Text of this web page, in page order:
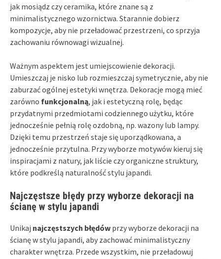
jak mosiądz czy ceramika, które znane są z
minimalistycznego wzornictwa. Starannie dobierz
kompozycje, aby nie przeładować przestrzeni, co sprzyja
zachowaniu równowagi wizualnej.
Ważnym aspektem jest umiejscowienie dekoracji.
Umieszczaj je nisko lub rozmieszczaj symetrycznie, aby nie
zaburzać ogólnej estetyki wnętrza. Dekoracje mogą mieć
zarówno funkcjonalną, jak i estetyczną rolę, będąc
przydatnymi przedmiotami codziennego użytku, które
jednocześnie pełnią rolę ozdobną, np. wazony lub lampy.
Dzięki temu przestrzeń staje się uporządkowana, a
jednocześnie przytulna. Przy wyborze motywów kieruj się
inspiracjami z natury, jak liście czy organiczne struktury,
które podkreślą naturalność stylu japandi.
Najczęstsze błędy przy wyborze dekoracji na
ścianę w stylu japandi
Unikaj najczęstszych błędów przy wyborze dekoracji na
ścianę w stylu japandi, aby zachować minimalistyczny
charakter wnętrza. Przede wszystkim, nie przeładowuj